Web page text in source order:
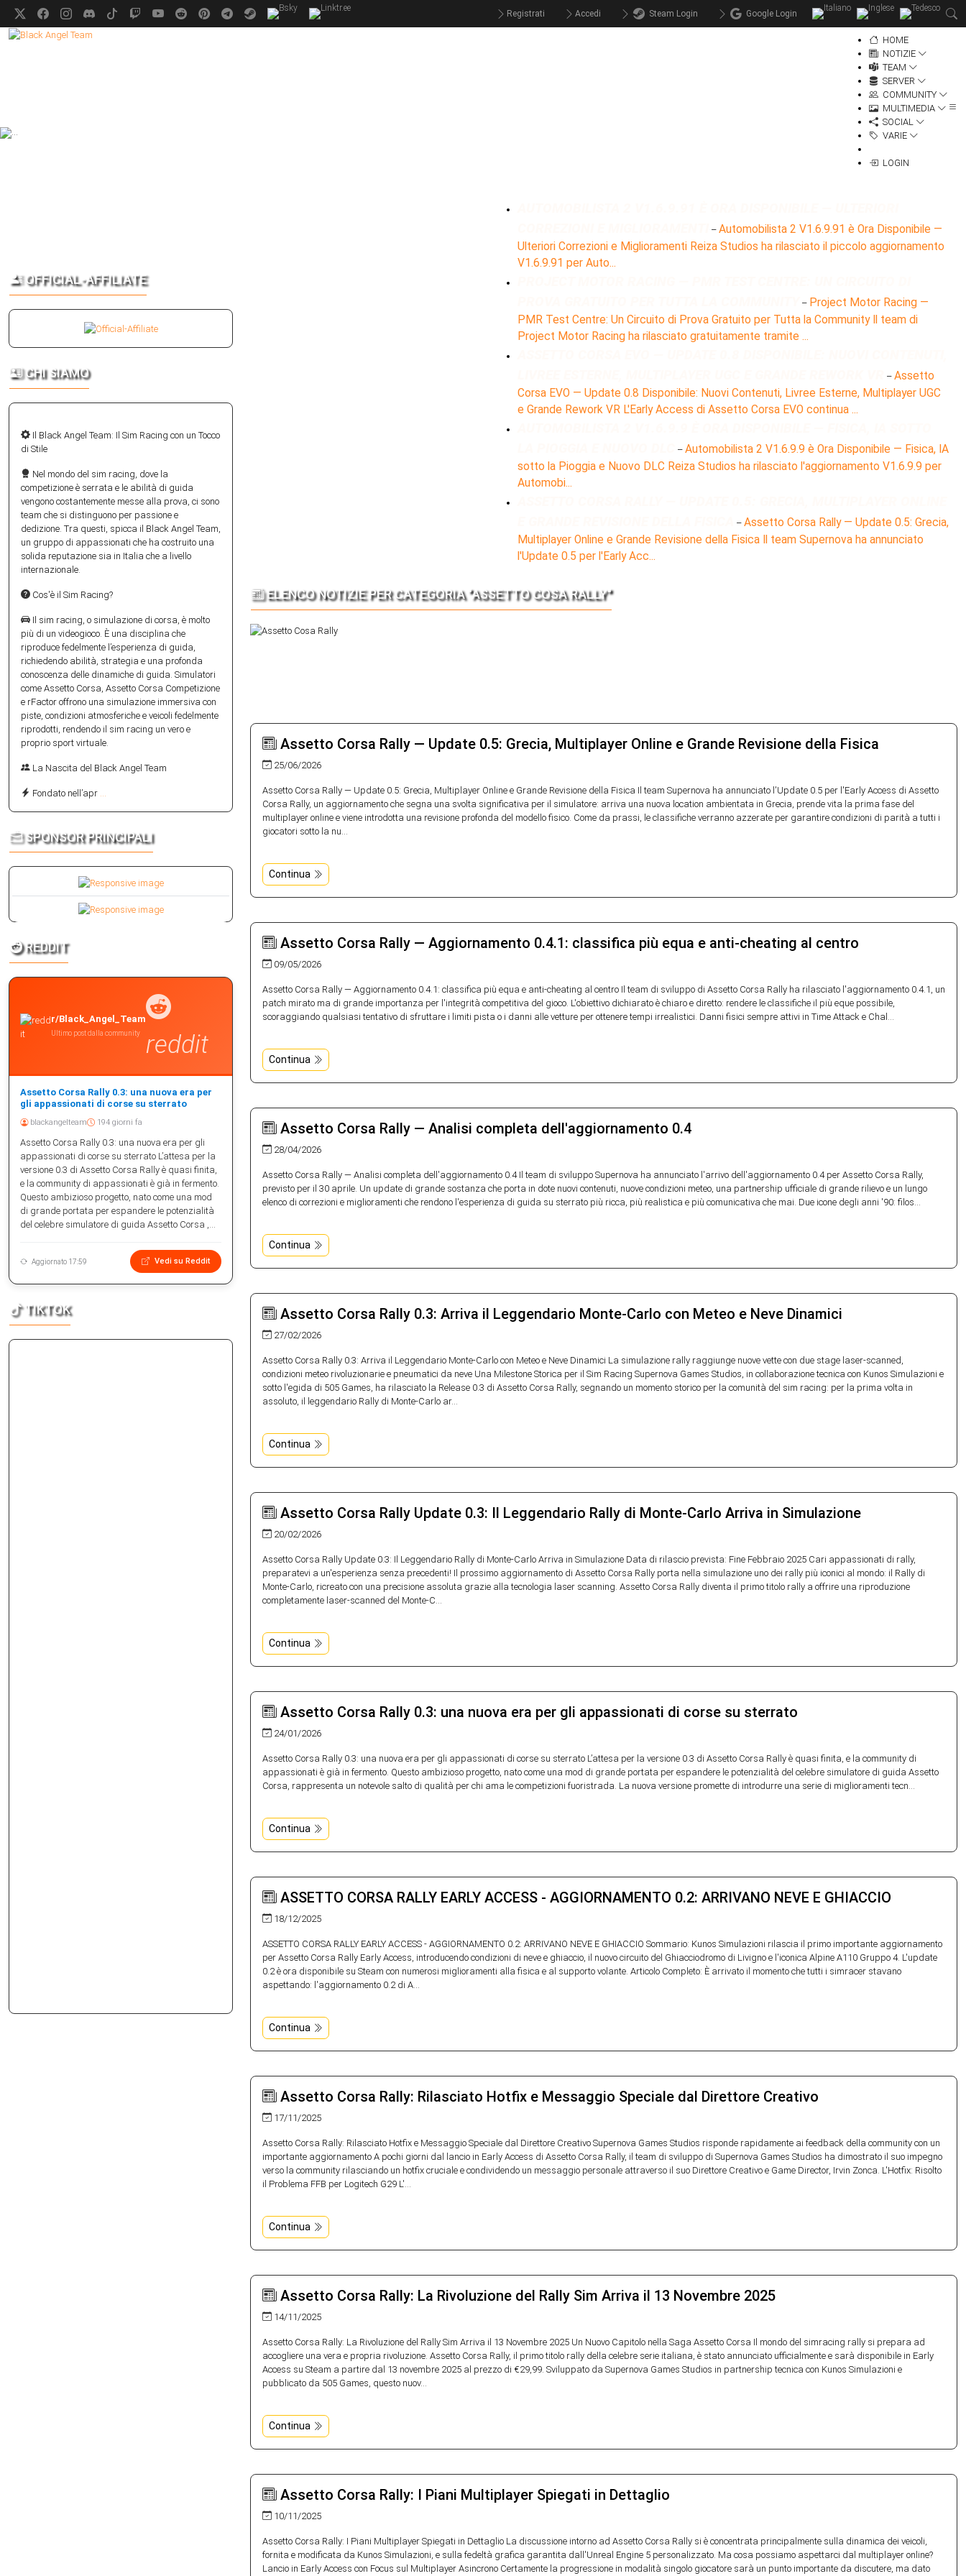
Registrati Accedi Steam Login Google Login
HOME
NOTIZIE
TEAM
SERVER
COMMUNITY
MULTIMEDIA
SOCIAL
VARIE
LOGIN
OFFICIAL-AFFILIATE
CHI SIAMO
Il Black Angel Team: Il Sim Racing con un Tocco
di Stile
Nel mondo del sim racing, dove la
competizione è serrata e le abilità di guida
vengono costantemente messe alla prova, ci sono
team che si distinguono per passione e
dedizione. Tra questi, spicca il Black Angel Team,
un gruppo di appassionati che ha costruito una
solida reputazione sia in Italia che a livello
internazionale.
Cos'è il Sim Racing?
Il sim racing, o simulazione di corsa, è molto
più di un videogioco. È una disciplina che
riproduce fedelmente l’esperienza di guida,
richiedendo abilità, strategia e una profonda
conoscenza delle dinamiche di guida. Simulatori
come Assetto Corsa, Assetto Corsa Competizione
e rFactor offrono una simulazione immersiva con
piste, condizioni atmosferiche e veicoli fedelmente
riprodotti, rendendo il sim racing un vero e
proprio sport virtuale.
La Nascita del Black Angel Team
Fondato nell’apr
SPONSOR PRINCIPALI
REDDIT
r/Black_Angel_Team
Ultimo post dalla community reddit
Assetto Corsa Rally 0.3: una nuova era per
gli appassionati di corse su sterrato
blackangelteam 194 giorni fa
Assetto Corsa Rally 0.3: una nuova era per gli
appassionati di corse su sterrato L’attesa per la
versione 0.3 di Assetto Corsa Rally è quasi finita,
e la community di appassionati è già in fermento.
Questo ambizioso progetto, nato come una mod
di grande portata per espandere le potenzialità
del celebre simulatore di guida Assetto Corsa ,...
Aggiornato 17:59 Vedi su Reddit
TIKTOK
– Automobilista 2 V1.6.9.91 è Ora Disponibile —
Ulteriori Correzioni e Miglioramenti Reiza Studios ha rilasciato il piccolo aggiornamento
V1.6.9.91 per Auto...
– Project Motor Racing —
PMR Test Centre: Un Circuito di Prova Gratuito per Tutta la Community Il team di
Project Motor Racing ha rilasciato gratuitamente tramite ...
– Assetto
Corsa EVO — Update 0.8 Disponibile: Nuovi Contenuti, Livree Esterne, Multiplayer UGC
e Grande Rework VR L'Early Access di Assetto Corsa EVO continua ...
– Automobilista 2 V1.6.9.9 è Ora Disponibile — Fisica, IA
sotto la Pioggia e Nuovo DLC Reiza Studios ha rilasciato l'aggiornamento V1.6.9.9 per
Automobi...
– Assetto Corsa Rally — Update 0.5: Grecia,
Multiplayer Online e Grande Revisione della Fisica Il team Supernova ha annunciato
l'Update 0.5 per l'Early Acc...
ELENCO NOTIZIE PER CATEGORIA "ASSETTO COSA RALLY"
Assetto Corsa Rally — Update 0.5: Grecia, Multiplayer Online e Grande Revisione della Fisica
25/06/2026
Assetto Corsa Rally — Update 0.5: Grecia, Multiplayer Online e Grande Revisione della Fisica Il team Supernova ha annunciato l'Update 0.5 per l'Early Access di Assetto
Corsa Rally, un aggiornamento che segna una svolta significativa per il simulatore: arriva una nuova location ambientata in Grecia, prende vita la prima fase del
multiplayer online e viene introdotta una revisione profonda del modello fisico. Come da prassi, le classifiche verranno azzerate per garantire condizioni di parità a tutti i
giocatori sotto la nu...
Continua
Assetto Corsa Rally — Aggiornamento 0.4.1: classifica più equa e anti-cheating al centro
09/05/2026
Assetto Corsa Rally — Aggiornamento 0.4.1: classifica più equa e anti-cheating al centro Il team di sviluppo di Assetto Corsa Rally ha rilasciato l'aggiornamento 0.4.1, un
patch mirato ma di grande importanza per l'integrità competitiva del gioco. L'obiettivo dichiarato è chiaro e diretto: rendere le classifiche il più eque possibile,
scoraggiando qualsiasi tentativo di sfruttare i limiti pista o i danni alle vetture per ottenere tempi irrealistici. Danni fisici sempre attivi in Time Attack e Chal...
Continua
Assetto Corsa Rally — Analisi completa dell'aggiornamento 0.4
28/04/2026
Assetto Corsa Rally — Analisi completa dell'aggiornamento 0.4 Il team di sviluppo Supernova ha annunciato l'arrivo dell'aggiornamento 0.4 per Assetto Corsa Rally,
previsto per il 30 aprile. Un update di grande sostanza che porta in dote nuovi contenuti, nuove condizioni meteo, una partnership ufficiale di grande rilievo e un lungo
elenco di correzioni e miglioramenti che rendono l'esperienza di guida su sterrato più ricca, più realistica e più comunicativa che mai. Due icone degli anni '90: filos...
Continua
Assetto Corsa Rally 0.3: Arriva il Leggendario Monte-Carlo con Meteo e Neve Dinamici
27/02/2026
Assetto Corsa Rally 0.3: Arriva il Leggendario Monte-Carlo con Meteo e Neve Dinamici La simulazione rally raggiunge nuove vette con due stage laser-scanned,
condizioni meteo rivoluzionarie e pneumatici da neve Una Milestone Storica per il Sim Racing Supernova Games Studios, in collaborazione tecnica con Kunos Simulazioni e
sotto l'egida di 505 Games, ha rilasciato la Release 0.3 di Assetto Corsa Rally, segnando un momento storico per la comunità del sim racing: per la prima volta in
assoluto, il leggendario Rally di Monte-Carlo ar...
Continua
Assetto Corsa Rally Update 0.3: Il Leggendario Rally di Monte-Carlo Arriva in Simulazione
20/02/2026
Assetto Corsa Rally Update 0.3: Il Leggendario Rally di Monte-Carlo Arriva in Simulazione Data di rilascio prevista: Fine Febbraio 2025 Cari appassionati di rally,
preparatevi a un'esperienza senza precedenti! Il prossimo aggiornamento di Assetto Corsa Rally porta nella simulazione uno dei rally più iconici al mondo: il Rally di
Monte-Carlo, ricreato con una precisione assoluta grazie alla tecnologia laser scanning. Assetto Corsa Rally diventa il primo titolo rally a offrire una riproduzione
completamente laser-scanned del Monte-C...
Continua
Assetto Corsa Rally 0.3: una nuova era per gli appassionati di corse su sterrato
24/01/2026
Assetto Corsa Rally 0.3: una nuova era per gli appassionati di corse su sterrato L’attesa per la versione 0.3 di Assetto Corsa Rally è quasi finita, e la community di
appassionati è già in fermento. Questo ambizioso progetto, nato come una mod di grande portata per espandere le potenzialità del celebre simulatore di guida Assetto
Corsa, rappresenta un notevole salto di qualità per chi ama le competizioni fuoristrada. La nuova versione promette di introdurre una serie di miglioramenti tecn...
Continua
ASSETTO CORSA RALLY EARLY ACCESS - AGGIORNAMENTO 0.2: ARRIVANO NEVE E GHIACCIO
18/12/2025
ASSETTO CORSA RALLY EARLY ACCESS - AGGIORNAMENTO 0.2: ARRIVANO NEVE E GHIACCIO Sommario: Kunos Simulazioni rilascia il primo importante aggiornamento
per Assetto Corsa Rally Early Access, introducendo condizioni di neve e ghiaccio, il nuovo circuito del Ghiacciodromo di Livigno e l'iconica Alpine A110 Gruppo 4. L'update
0.2 è ora disponibile su Steam con numerosi miglioramenti alla fisica e al supporto volante. Articolo Completo: È arrivato il momento che tutti i simracer stavano
aspettando: l'aggiornamento 0.2 di A...
Continua
Assetto Corsa Rally: Rilasciato Hotfix e Messaggio Speciale dal Direttore Creativo
17/11/2025
Assetto Corsa Rally: Rilasciato Hotfix e Messaggio Speciale dal Direttore Creativo Supernova Games Studios risponde rapidamente ai feedback della community con un
importante aggiornamento A pochi giorni dal lancio in Early Access di Assetto Corsa Rally, il team di sviluppo di Supernova Games Studios ha dimostrato il suo impegno
verso la community rilasciando un hotfix cruciale e condividendo un messaggio personale attraverso il suo Direttore Creativo e Game Director, Irvin Zonca. L'Hotfix: Risolto
il Problema FFB per Logitech G29 L'...
Continua
Assetto Corsa Rally: La Rivoluzione del Rally Sim Arriva il 13 Novembre 2025
14/11/2025
Assetto Corsa Rally: La Rivoluzione del Rally Sim Arriva il 13 Novembre 2025 Un Nuovo Capitolo nella Saga Assetto Corsa Il mondo del simracing rally si prepara ad
accogliere una vera e propria rivoluzione. Assetto Corsa Rally, il primo titolo rally della celebre serie italiana, è stato annunciato ufficialmente e sarà disponibile in Early
Access su Steam a partire dal 13 novembre 2025 al prezzo di €29,99. Sviluppato da Supernova Games Studios in partnership tecnica con Kunos Simulazioni e
pubblicato da 505 Games, questo nuov...
Continua
Assetto Corsa Rally: I Piani Multiplayer Spiegati in Dettaglio
10/11/2025
Assetto Corsa Rally: I Piani Multiplayer Spiegati in Dettaglio La discussione intorno ad Assetto Corsa Rally si è concentrata principalmente sulla dinamica dei veicoli,
fornita e modificata da Kunos Simulazioni, e sulla fedeltà grafica garantita dall'Unreal Engine 5 personalizzato. Ma cosa possiamo aspettarci dal multiplayer online?
Lancio in Early Access con Focus sul Multiplayer Asincrono Certamente la progressione in modalità singolo giocatore sarà un punto importante da discutere, ma dato